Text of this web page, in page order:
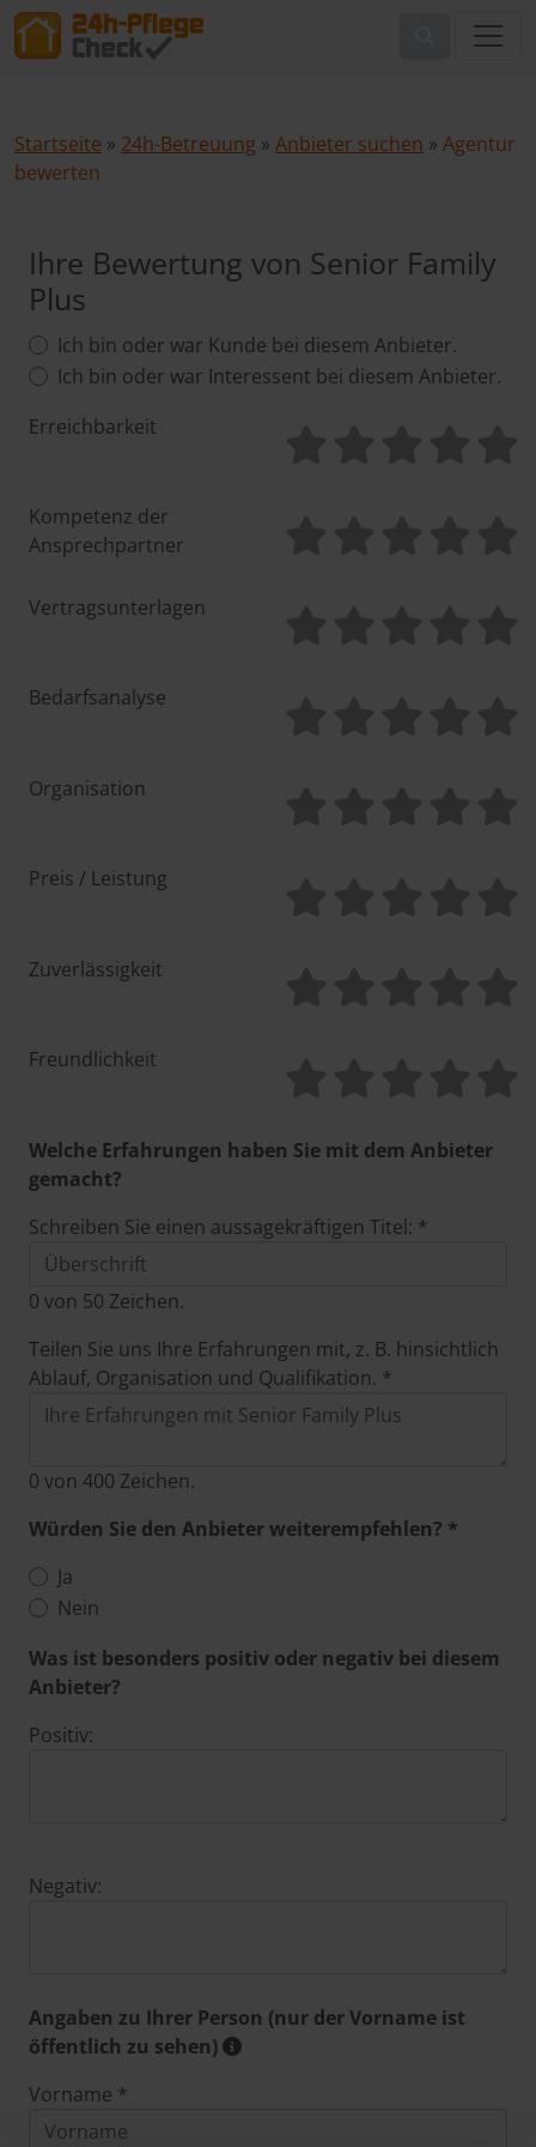
Startseite » 24h-Betreuung » Anbieter suchen » Agentur
bewerten
Ihre Bewertung von Senior Family
Plus
Ich bin oder war Kunde bei diesem Anbieter.
Ich bin oder war Interessent bei diesem Anbieter.
Erreichbarkeit
Kompetenz der
Ansprechpartner
Vertragsunterlagen
Bedarfsanalyse
Organisation
Preis / Leistung
Zuverlässigkeit
Freundlichkeit
Welche Erfahrungen haben Sie mit dem Anbieter
gemacht?
Schreiben Sie einen aussagekräftigen Titel: *
0 von 50 Zeichen.
Teilen Sie uns Ihre Erfahrungen mit, z. B. hinsichtlich
Ablauf, Organisation und Qualifikation. *
0 von 400 Zeichen.
Würden Sie den Anbieter weiterempfehlen? *
Ja
Nein
Was ist besonders positiv oder negativ bei diesem
Anbieter?
Positiv:
Negativ:
Angaben zu Ihrer Person (nur der Vorname ist
öffentlich zu sehen)
Vorname *